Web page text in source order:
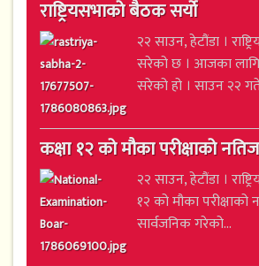
राष्ट्रियसभाको बैठक सर्यो
२२ साउन, हेटौंडा ।
सरेको छ । आजका
सरेको हो । साउन २२
कक्षा १२ को मौका परीक्षाको
२२ साउन, हेटौंडा ।
१२ को मौका परीक्षाको
सार्वजनिक गरेको...